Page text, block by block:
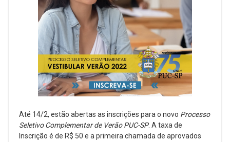
Até 14/2, estão abertas as inscrições para o novo Processo
Seletivo Complementar de Verão PUC-SP. A taxa de
Inscrição é de R$ 50 e a primeira chamada de aprovados